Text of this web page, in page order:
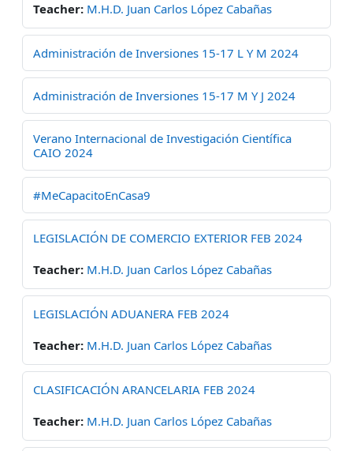
Teacher: M.H.D. Juan Carlos López Cabañas
Administración de Inversiones 15-17 L Y M 2024
Administración de Inversiones 15-17 M Y J 2024
Verano Internacional de Investigación Científica
CAIO 2024
#MeCapacitoEnCasa9
LEGISLACIÓN DE COMERCIO EXTERIOR FEB 2024
Teacher: M.H.D. Juan Carlos López Cabañas
LEGISLACIÓN ADUANERA FEB 2024
Teacher: M.H.D. Juan Carlos López Cabañas
CLASIFICACIÓN ARANCELARIA FEB 2024
Teacher: M.H.D. Juan Carlos López Cabañas